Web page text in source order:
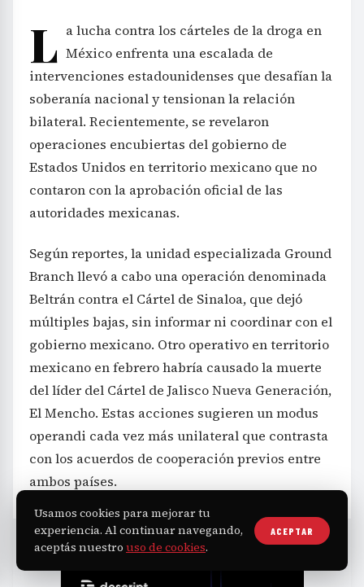
L a lucha contra los cárteles de la droga en
México enfrenta una escalada de
intervenciones estadounidenses que desafían la
soberanía nacional y tensionan la relación
bilateral. Recientemente, se revelaron
operaciones encubiertas del gobierno de
Estados Unidos en territorio mexicano que no
contaron con la aprobación oficial de las
autoridades mexicanas.
Según reportes, la unidad especializada Ground
Branch llevó a cabo una operación denominada
Beltrán contra el Cártel de Sinaloa, que dejó
múltiples bajas, sin informar ni coordinar con el
gobierno mexicano. Otro operativo en territorio
mexicano en febrero habría causado la muerte
del líder del Cártel de Jalisco Nueva Generación,
El Mencho. Estas acciones sugieren un modus
operandi cada vez más unilateral que contrasta
con los acuerdos de cooperación previos entre
ambos países.
Usamos cookies para mejorar tu
experiencia. Al continuar navegando,
aceptás nuestro uso de cookies.
ACEPTAR